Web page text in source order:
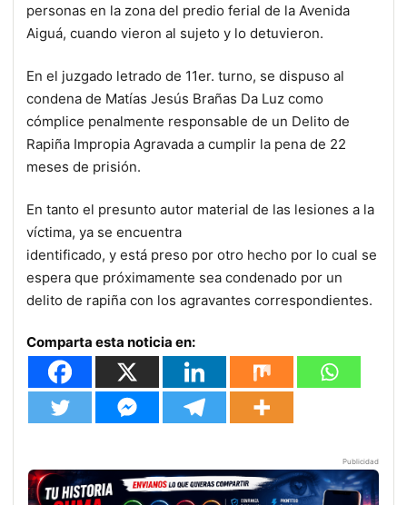
personas en la zona del predio ferial de la Avenida
Aiguá, cuando vieron al sujeto y lo detuvieron.
En el juzgado letrado de 11er. turno, se dispuso al
condena de Matías Jesús Brañas Da Luz como
cómplice penalmente responsable de un Delito de
Rapiña Impropia Agravada a cumplir la pena de 22
meses de prisión.
En tanto el presunto autor material de las lesiones a la
víctima, ya se encuentra
identificado, y está preso por otro hecho por lo cual se
espera que próximamente sea condenado por un
delito de rapiña con los agravantes correspondientes.
Comparta esta noticia en:
Publicidad